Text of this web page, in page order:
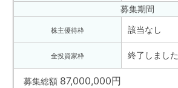
募集期間
株主優待枠
全投資家枠
該当なし
終了しました
募集総額 87,000,000円